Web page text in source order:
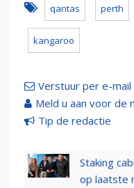
qantas perth
kangaroo
Verstuur per e-mail
Meld u aan voor de
Tip de redactie
Staking
op laatste